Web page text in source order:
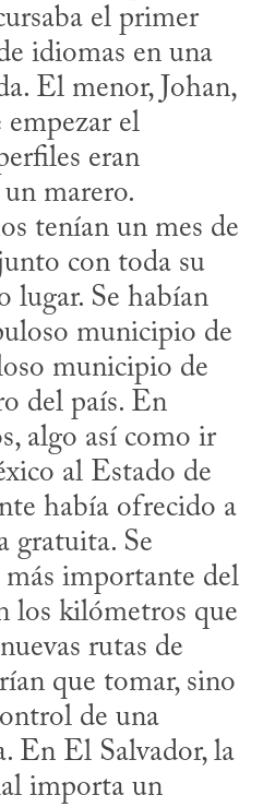
el primer
idiomas en una
El menor, Johan,
empezar el
eran
marero.
con toda su
lugar. Se habían
municipio de
municipio de
del país. En
algo así como ir
al Estado de
había ofrecido a
gratuita. Se
importante del
los kilómetros que
rutas de
que tomar, sino
de una
En El Salvador, la
importa un